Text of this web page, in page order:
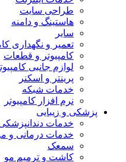
طراحی سایت
هاستینگ و دامنه
سایر
تعمیر و نگهداری
کامپیوتر و قطعات
لوازم جانبی
پرینتر و اسکنر
خدمات شبکه
نرم افزار کامپیوتر
پزشکی و زیبایی
خدمات
خدمات درمانی و
سمعک
کاشت و ترمیم مو